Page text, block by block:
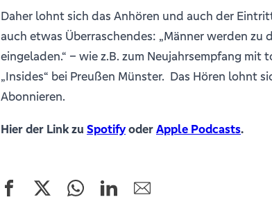
Daher lohnt sich das Anhören und auch der
auch etwas Überraschendes: „Männer werden
eingeladen.“ – wie z.B. zum Neujahrsempfang mit
„Insides“ bei Preußen Münster. Das Hören lohnt
Abonnieren.
Hier der Link zu SpotifyoderApple Podcasts.